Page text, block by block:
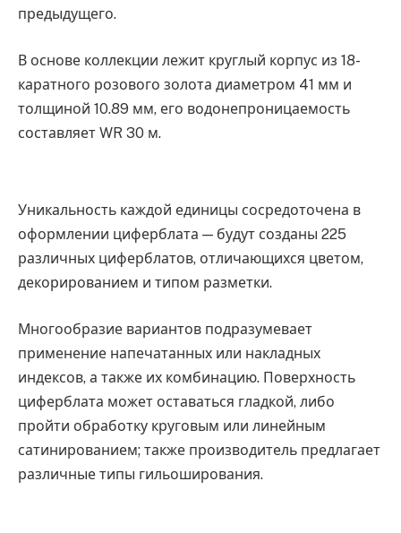
предыдущего.
В основе коллекции лежит круглый корпус из 18-
каратного розового золота диаметром 41 мм и
толщиной 10.89 мм, его водонепроницаемость
составляет WR 30 м.
Уникальность каждой единицы сосредоточена в
оформлении циферблата — будут созданы 225
различных циферблатов, отличающихся цветом,
декорированием и типом разметки.
Многообразие вариантов подразумевает
применение напечатанных или накладных
индексов, а также их комбинацию. Поверхность
циферблата может оставаться гладкой, либо
пройти обработку круговым или линейным
сатинированием; также производитель предлагает
различные типы гильоширования.